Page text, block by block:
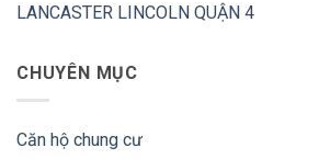
LANCASTER LINCOLN QUẬN 4
CHUYÊN MỤC
Căn hộ chung cư